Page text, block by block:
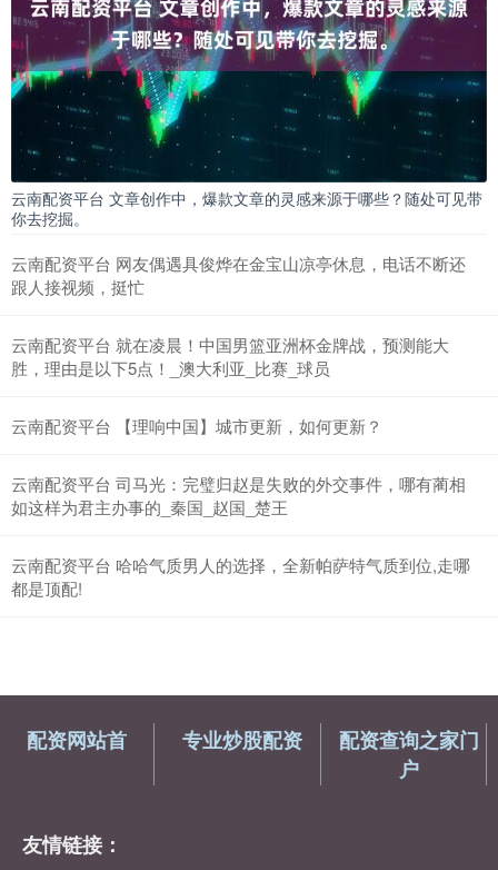
云南配资平台 文章创作中，爆款文章的灵感来源于哪些？随处可见带
你去挖掘。
云南配资平台 网友偶遇具俊烨在金宝山凉亭休息，电话不断还
跟人接视频，挺忙
云南配资平台 就在凌晨！中国男篮亚洲杯金牌战，预测能大
胜，理由是以下5点！_澳大利亚_比赛_球员
云南配资平台 【理响中国】城市更新，如何更新？
云南配资平台 司马光：完璧归赵是失败的外交事件，哪有蔺相
如这样为君主办事的_秦国_赵国_楚王
云南配资平台 哈哈气质男人的选择，全新帕萨特气质到位,走哪
都是顶配!
配资网站首 专业炒股配资
配资查询之家门
户
友情链接：